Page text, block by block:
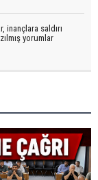
inançlara saldırı
yorumlar